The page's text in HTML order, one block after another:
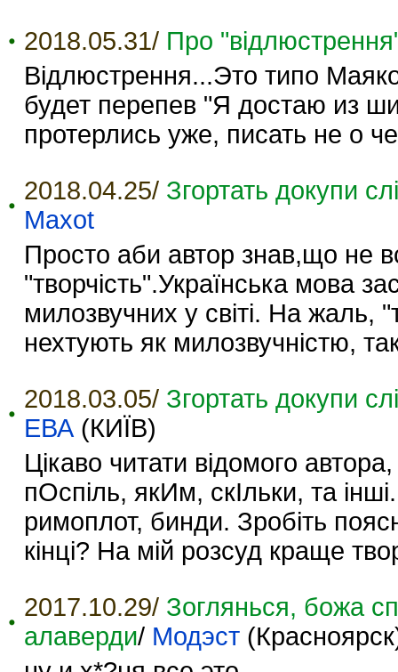
2018.05.31/ Про
Відлюстрення...Это типо
будет перепев "Я достаю из
протерлись уже, писать не о
2018.04.25/ Згортать докупи
Maxot
Просто аби автор знав,що не
"творчість".Українська мова
милозвучних у світі. На жаль,
нехтують як милозвучністю,
2018.03.05/ Згортать докупи
ЕВА (КИЇВ)
Цікаво читати відомого
пОспіль, якИм, скІльки, та
римоплот, бинди. Зробіть
кінці? На мій розсуд краще
2017.10.29/ Зоглянься, божа
алаверди/ Модэст